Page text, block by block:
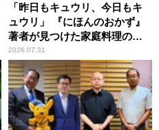
「昨日もキュウリ、今日もキ
ュウリ」 『にほんのおかず』
著者が見つけた家庭料理の知
恵
2026.07.31